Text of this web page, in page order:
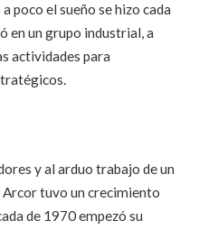
poco el sueño se hizo cada
en un grupo industrial, a
actividades para
y al arduo trabajo de un
Arcor tuvo un crecimiento
de 1970 empezó su